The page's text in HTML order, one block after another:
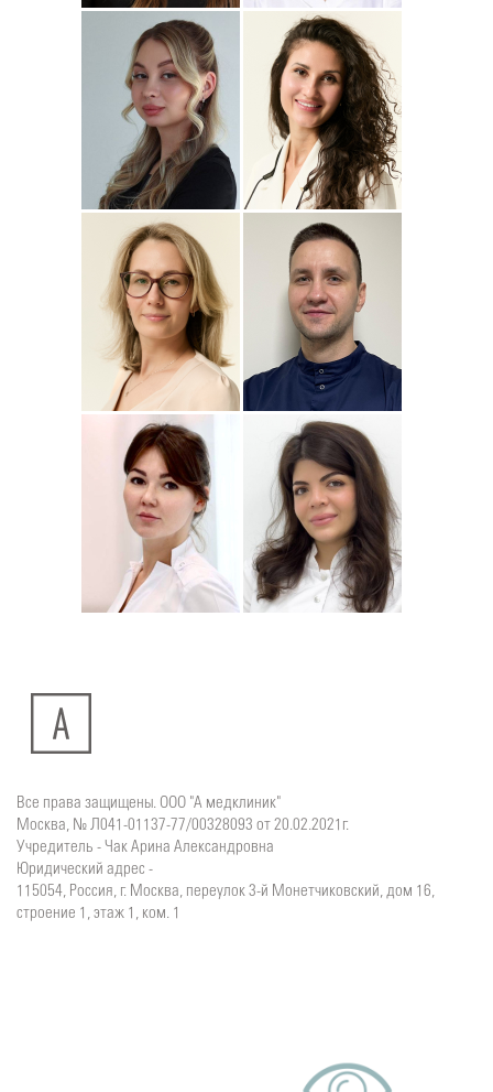
Амина
Подробнеео Полина
Соколовская
Стоматолог-терапевт
Подробнее о
Прохорова
Анастасия
Стоматолог-терапевт
Подробнеео
Сейфетдинова
Юлия
Стоматолог-ортодонт
Подробнеео
Симонов
Стоматолог детский
Подробнее о
Ситдикова
Стоматолог-хирург
Подробнеео
Тумасян
Стоматолог-терапевт
Все права защищены. ООО "А медклиник"
Москва, № Л041-01137-77/00328093 от 20.02.2021г.
Учредитель - Чак Арина Александровна
Юридический адрес -
115054, Россия, г. Москва, переулок 3-й Монетчиковский, дом 16,
строение 1, этаж 1, ком. 1